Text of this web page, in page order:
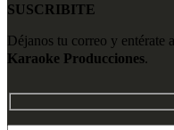
SUSCRIBITE
Déjanos tu correo y entérate
Karaoke Producciones.